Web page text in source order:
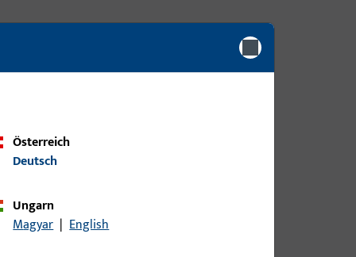
Österreich
Deutsch
Ungarn
Magyar | English